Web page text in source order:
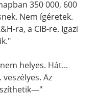
350 000, 600
Nem ígéretek.
ra, a CIB-re. Igazi
helyes. Hát...
Az